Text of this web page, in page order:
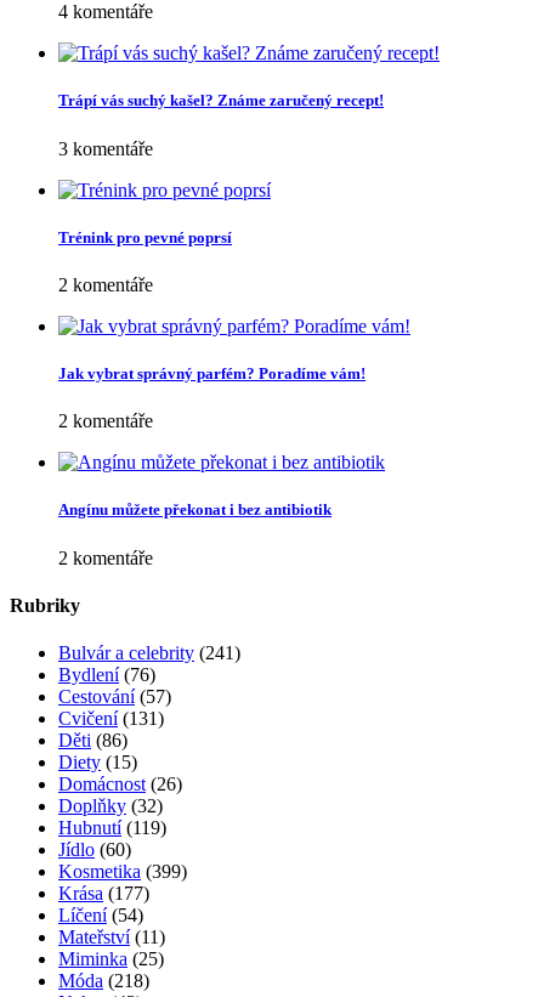
4 komentáře
Trápí vás suchý kašel? Známe zaručený recept!
3 komentáře
Trénink pro pevné poprsí
2 komentáře
Jak vybrat správný parfém? Poradíme vám!
2 komentáře
Angínu můžete překonat i bez antibiotik
2 komentáře
Rubriky
Bulvár a celebrity (241)
Bydlení(76)
Cestování(57)
Cvičení(131)
Děti (86)
Diety (15)
Domácnost (26)
Doplňky (32)
Hubnutí(119)
Jídlo (60)
Kosmetika (399)
Krása (177)
Líčení(54)
Mateřství(11)
Miminka (25)
Móda (218)